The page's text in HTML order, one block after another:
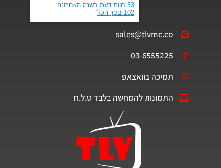
sales@tlvmc.co
03-6555225
תמיכה בוואצאפ
התמונות להמחשה בלבד ט.ל.ח